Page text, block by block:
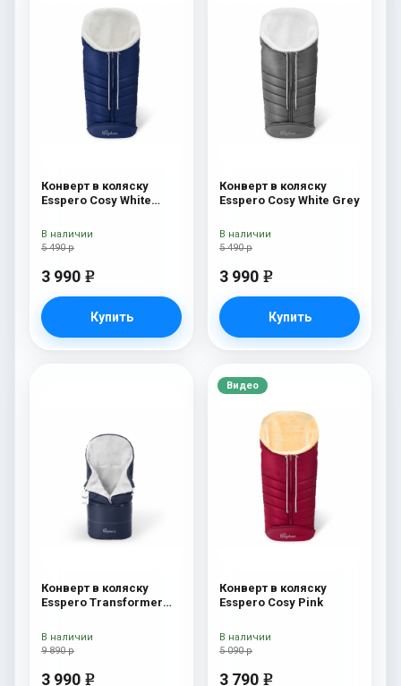
Конверт в коляску
Esspero Cosy White
5 490 р
3 990 e
Купить
В наличии
Конверт в коляску
Esspero Cosy White Grey
5 490 р
3 990 e
Купить
В наличии
Конверт в коляску
Esspero Transformer
100% шерсть) Navy
9 890 р
3 990 e
В наличии
Видео
Конверт в коляску
Esspero Cosy Pink
5 090 р
3 790 e
В наличии